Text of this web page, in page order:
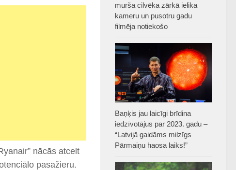
nācās atcelt
pasažieru.
murša cilvēka zārkā ielika
kameru un pusotru gadu
filmēja notiekošo
Baņķis jau laicīgi brīdina
iedzīvotājus par 2023. gadu –
“Latvijā gaidāms milzīgs
Pārmaiņu haosa laiks!”